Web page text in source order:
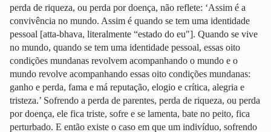
perda de riqueza, ou perda por doença, não reflete: ‘Assim é a
convivência no mundo. Assim é quando se tem uma identidade
pessoal [atta-bhava, literalmente “estado do eu"]. Quando se vive
no mundo, quando se tem uma identidade pessoal, essas oito
condições mundanas revolvem acompanhando o mundo e o
mundo revolve acompanhando essas oito condições mundanas:
ganho e perda, fama e má reputação, elogio e crítica, alegria e
tristeza.’ Sofrendo a perda de parentes, perda de riqueza, ou perda
por doença, ele fica triste, sofre e se lamenta, bate no peito, fica
perturbado. E então existe o caso em que um indivíduo, sofrendo